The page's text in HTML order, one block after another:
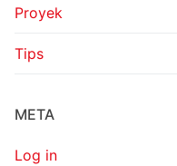
Proyek
Tips
META
Log in